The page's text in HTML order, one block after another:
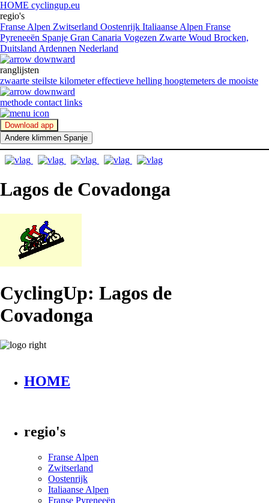
HOME cyclingup.eu
regio's
Franse Alpen Zwitserland Oostenrijk Italiaanse Alpen Franse
Pyreneeën Spanje Gran Canaria Vogezen Zwarte Woud Brocken,
Duitsland Ardennen Nederland
ranglijsten
zwaarte steilste kilometereffectieve helling hoogtemeters de mooiste
methode contact links
Download app
Andere klimmen Spanje
Lagos de Covadonga
CyclingUp: Lagos de
Covadonga
HOME
regio's
Franse Alpen
Zwitserland
Oostenrijk
Italiaanse Alpen
Franse Pyreneeën